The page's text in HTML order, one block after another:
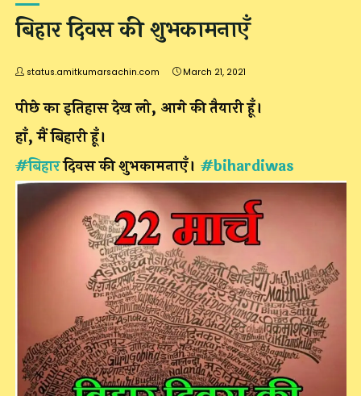
बिहार दिवस की शुभकामनाएँ
status.amitkumarsachin.com March 21, 2021
पीछे का इतिहास देख लो, आगे की तैयारी हूँ।
हाँ, मैं बिहारी हूँ।
#बिहारदिवस की शुभकामनाएँ। #bihardiwas